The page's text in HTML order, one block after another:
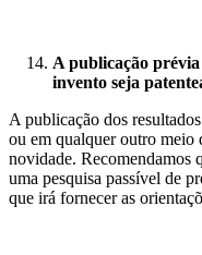
Apublicação
invento seja
A publicação dos
ou em qualquer outro meio
novidade. Recomendamos
uma pesquisa passível de
que irá fornecer as